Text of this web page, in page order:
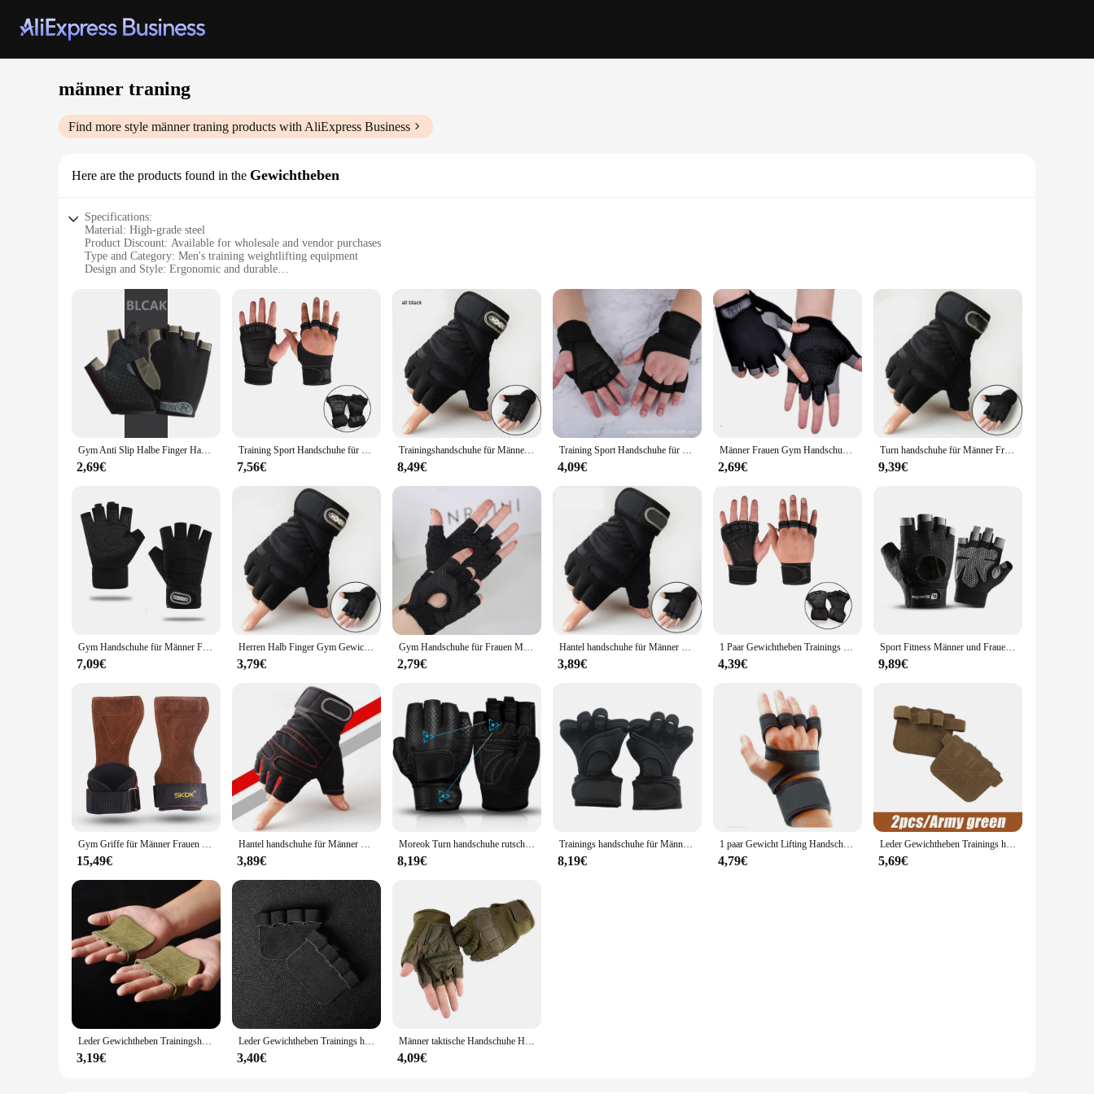
männer traning
Find more style männer traning products with AliExpress Business
Here are the products found in the Gewichtheben
Specifications:
Material: High-grade steel
Product Discount: Available for wholesale and vendor purchases
Type and Category: Men's training weightlifting equipment
Design and Style: Ergonomic and durable
Typical Adaptive Scenario: Gyms, fitness centers, and home workout spaces
Shape or Size or Weight or Quantity: Adjustable weight sets for personalized training
Features:
|Wholesale|
**Unmatched Durability and Performance**
Crafted from robust high-grade steel, the männer traning Gewichtheben set is designed to withstand the rigors of intense weightlifting sessions. The durable construction ensures longevity, allowing
you to focus on your training without worrying about equipment failure. Whether you're a seasoned weightlifter or a beginner, this set is engineered to provide consistent performance and reliability.
The ergonomic design of the männer traning Gewichtheben set caters to the needs of various training scenarios. The adjustable weight sets allow for personalized workouts, making it an ideal choice
for gyms, fitness centers, or home workout spaces. The thoughtful design ensures that the equipment is not only functional but also user-friendly, reducing the risk of injury and enhancing the overall
training experience.
The männer traning Gewichtheben set is specifically designed to optimize your strength training. The weights are meticulously calibrated to help you build muscle tone and enhance your overall
fitness. The set's adaptability allows you to progress through various training levels, ensuring that you stay challenged and motivated. Whether you're looking to bulk up or tone down, this set is
tailored to meet your fitness goals and help you achieve them efficiently.
Gym Anti Slip Halbe Finger Handschuhe Atmungsaktive Hanteln Handschuhe Männer Frauen Elastische Schock Übung Sport handschuhe für Radfahren Fahrrad
2,69€
Training Sport Handschuhe für Männer Frauen Workout Handschuhe Fitness Bodybuilding Gewichtheben Gym Hand Handgelenk Palm Schutz Handschuhe
7,56€
Trainingshandschuhe für Männer und Frauen, Halbfinger-Handschuh mit Handgelenkbandage für Sport, Gewichtheben, Training, Fahrrad, Motorradfahrer, Fitnessstudio
8,49€
Training Sport Handschuhe für Männer Frauen Workout Handschuhe Fitness Bodybuilding Gewichtheben Gym Hand Handgelenk Palm Schutz Handschuhe
4,09€
Männer Frauen Gym Handschuhe Gewichtheben Fitness Training Nicht Slip Palm Protector Atmungsaktive Fingerlose Fahrrad Radfahren Handschuhe
2,69€
Turn handschuhe für Männer Frauen Fitness Gewichtheben Armband Handschuhe Bodybuilding Training Sport Übung Fahrrad handschuh stoßfest
9,39€
Gym Handschuhe für Männer Frauen Fitness Gewichtheben Armband Handschuhe Bodybuilding Training Sport Übung Radfahren Handschuh Stoßfest
7,09€
Herren Halb Finger Gym Gewichtheben Handschuhe Fitness Sport Training Schwergewicht Workout Wrist Wrap Gewichtheben Übung Handschuhe
3,79€
Gym Handschuhe für Frauen Männer Fitness Hanteln Workout Handschuhe Halb Finger Atmungsaktive Rutschfeste Gel Pad Bodybuilding Training Handschuhe
2,79€
Hantel handschuhe für Männer Frauen Gewichtheben Crossfit Bodybuilding Workout Sport Gym Trainings handschuhe rutsch fester Handgelenks chutz
3,89€
1 Paar Gewichtheben Trainings handschuhe für Männer Frauen Fitness Sport Bodybuilding Gymnastik Fitness studio Hand Handgelenk Handflächen schutz Handschuhe
4,39€
Sport Fitness Männer und Frauen Gewichtheben atmungsaktive rutschfeste Silikon Halbfinger-Fahrradhandschuhe
9,89€
Gym Griffe für Männer Frauen Rindsleder Palm Guards Gewichtheben Fitness Workout Handschuhe Griffe mit Handgelenk Wraps Training Ausrüstung
15,49€
Hantel handschuhe für Männer Frauen Gewichtheben Crossfit Bodybuilding Workout Sport Gym Trainings handschuhe rutsch fester Handgelenks chutz
3,89€
Moreok Turn handschuhe rutsch feste 3mm Pads Pull-up Kraft training Gewichtheben Handschuhe Kettle bell Workout Übung Fitness handschuhe Männer
8,19€
Trainings handschuhe für Männer und Frauen Handgelenk wickel Trainings handschuhe Gewichtheben Radfahren Fitness studio Fitness Cross Training atmungsaktiv schwarz
8,19€
1 paar Gewicht Lifting Handschuhe Frauen Männer Fitness Sport Bodybuilding Gymnastik Griffe Gym Hand Palm Schutz Handschuhe
4,79€
Leder Gewichtheben Trainings handschuhe Handflächen schutz Gewichtheben unterstützen Frauen männliche Fitness Sport Griff Klimmzug gewichte
5,69€
Leder Gewichtheben Trainingshandschuhe Handflächenschutz Damen Herren Fitness Sport Gymnastik Griffe Klimmzüge Gewichtheben Workout
3,19€
Leder Gewichtheben Trainings handschuhe Handflächen schutz Frauen Männer Fitness Sport Gymnastik Griffe Klimmzüge Gewichtheben Training
3,40€
Männer taktische Handschuhe Halb finger Militär Outdoor Reiten Gewichtheben Training Schutz handschuhe Fahrrad Übung Turn handschuhe
4,09€